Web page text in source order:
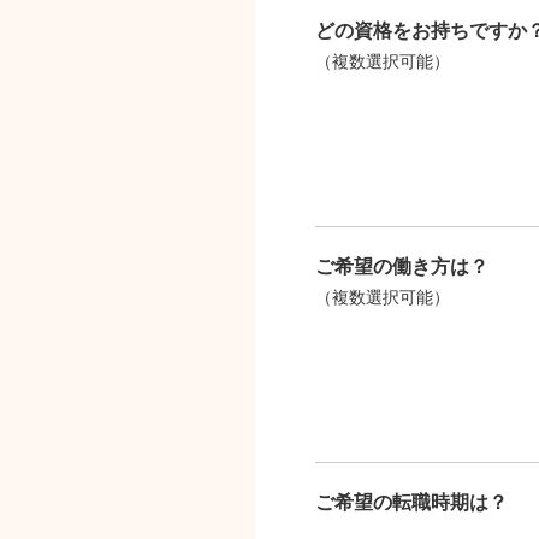
どの資格をお持ちですか
（複数選択可能）
ご希望の働き方は？
（複数選択可能）
ご希望の転職時期は？